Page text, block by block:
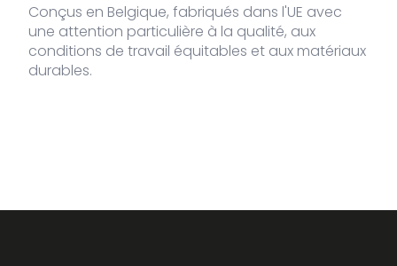
Conçus en Belgique, fabriqués dans l'UE avec
une attention particulière à la qualité, aux
conditions de travail équitables et aux matériaux
durables.